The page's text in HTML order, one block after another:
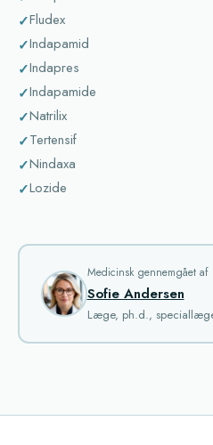
Fludex
Indapamid
Indapres
Indapamide
Natrilix
Tertensif
Nindaxa
Lozide
Medicinsk gennemgået af
Sofie Andersen
Læge, ph.d.,